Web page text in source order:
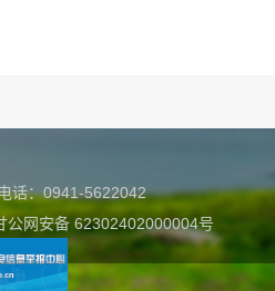
话：0941-5622042
公网安备 62302402000004号